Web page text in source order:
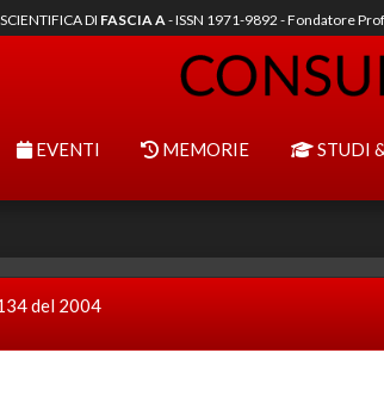
DI FASCIA A- ISSN 1971-9892 - Fondatore
EVENTI MEMORIE STUDI
del 2004